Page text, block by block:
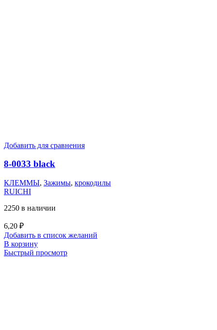
Добавить для сравнения
8-0033 black
КЛЕММЫ, Зажимы, крокодилы
RUICHI
2250 в наличии
6,20 ₽
Добавить в список желаний
В корзину
Быстрый просмотр